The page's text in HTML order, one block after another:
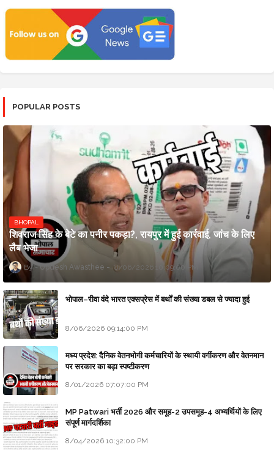
POPULAR POSTS
BHOPAL
शिवराज सिंह के बेटे का पनीर पकड़ा?, रायपुर में हुई कार्रवाई, जांच के लिए
लैब भेजा
Updesh Awasthee 8/06/2026 10:09:00 PM
भोपाल–रीवा वंदे भारत एक्सप्रेस में बर्थों की संख्या डबल से ज्यादा हुई
8/06/2026 09:14:00 PM
मध्य प्रदेश: दैनिक वेतनभोगी कर्मचारियों के स्थायी वर्गीकरण और वेतनमान
पर सरकार का बड़ा स्पष्टीकरण
8/01/2026 07:07:00 PM
MP Patwari भर्ती 2026 और समूह-2 उपसमूह-4 अभ्यर्थियों के लिए
संपूर्ण मार्गदर्शिका
8/04/2026 10:32:00 PM